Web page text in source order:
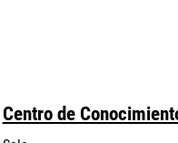
Centro de